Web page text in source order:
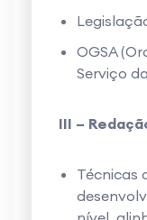
OGSA
Serviço
III –
Técnicas